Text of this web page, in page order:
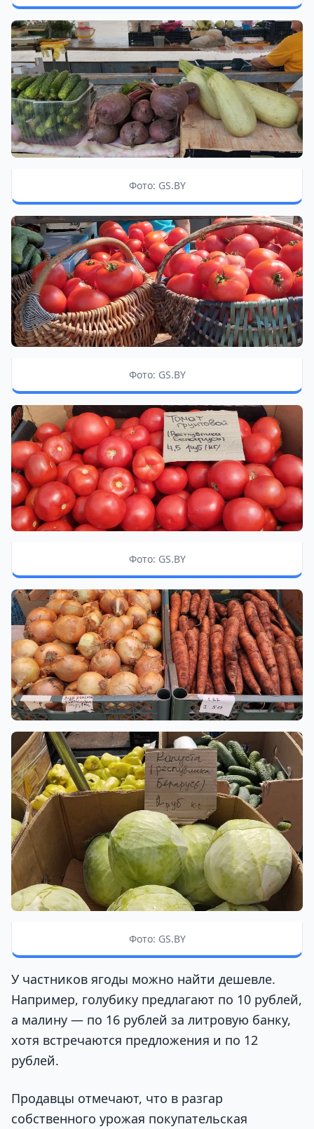
Фото: GS.BY
Фото: GS.BY
Фото: GS.BY
Фото: GS.BY
У частников ягоды можно найти дешевле.
Например, голубику предлагают по 10 рублей,
а малину — по 16 рублей за литровую банку,
хотя встречаются предложения и по 12
рублей.
Продавцы отмечают, что в разгар
собственного урожая покупательская